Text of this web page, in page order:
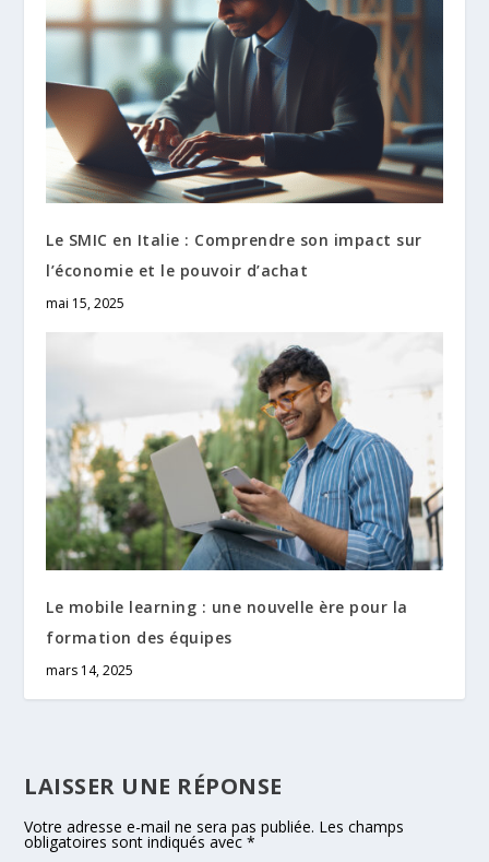
Le SMIC en Italie : Comprendre son impact sur
l’économie et le pouvoir d’achat
mai 15, 2025
Le mobile learning : une nouvelle ère pour la
formation des équipes
mars 14, 2025
LAISSER UNE RÉPONSE
Votre adresse e-mail ne sera pas publiée. Les champs
obligatoires sont indiqués avec*